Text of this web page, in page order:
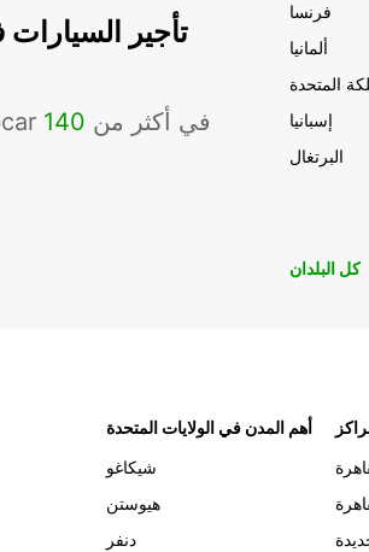
تأجير
موقعًا لشركة Europcar في أكثر من 140
فرنسا
ألمانيا
المتحدة
إسبانيا
البرتغال
كل البلدان
أهم المدن في الولايات المتحدة
شيكاغو
هيوستن
دنفر